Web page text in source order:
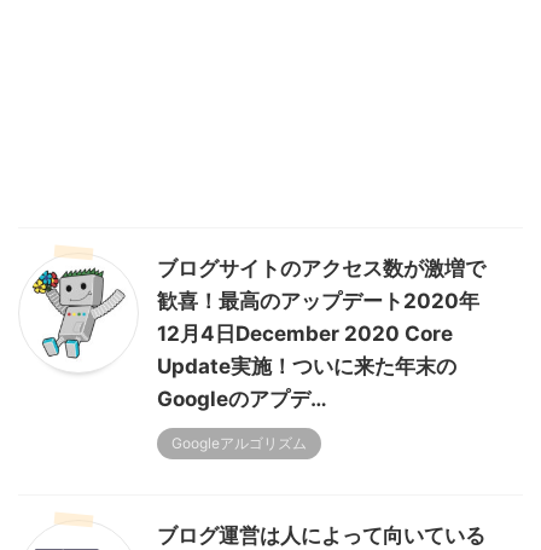
ブログサイトのアクセス数が激増で
歓喜！最高のアップデート2020年
12月4日December 2020 Core
Update実施！ついに来た年末の
Googleのアプデ…
Googleアルゴリズム
ブログ運営は人によって向いている